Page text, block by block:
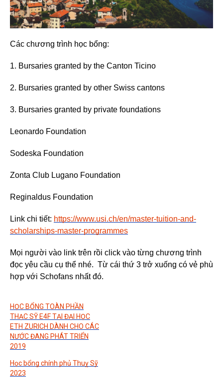
Các chương trình học bổng:
1. Bursaries granted by the Canton Ticino
2. Bursaries granted by other Swiss cantons
3. Bursaries granted by private foundations
Leonardo Foundation
Sodeska Foundation
Zonta Club Lugano Foundation
Reginaldus Foundation
Link chi tiết: https://www.usi.ch/en/master-tuition-and-
scholarships-master-programmes
Mọi người vào link trên rồi click vào từng chương trình
đọc yêu cầu cụ thể nhé. Từ cái thứ 3 trở xuống có vẻ phù
hợp với Schofans nhất đó.
HỌC BỔNG TOÀN PHẦN
THẠC SỸ E4F TẠI ĐẠI HỌC
ETH ZURICH DÀNH CHO CÁC
NƯỚC ĐANG PHÁT TRIỂN
2019
Học bổng chính phủ Thuỵ Sỹ
2023